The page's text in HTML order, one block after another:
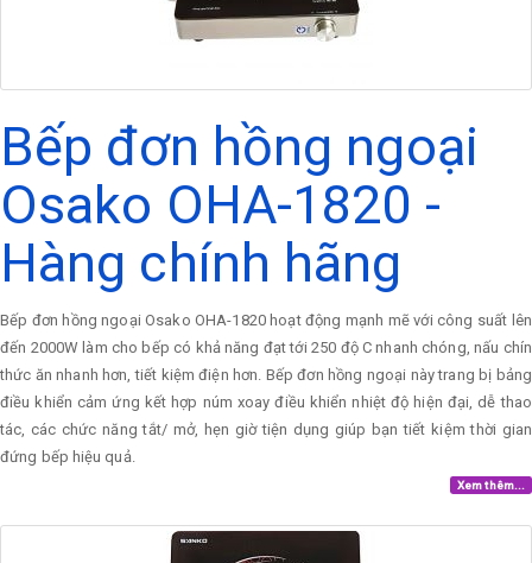
Bếp đơn hồng ngoại
Osako OHA-1820 -
Hàng chính hãng
Bếp đơn hồng ngoại Osako OHA-1820 hoạt động mạnh mẽ với công suất lên
đến 2000W làm cho bếp có khả năng đạt tới 250 độ C nhanh chóng, nấu chín
thức ăn nhanh hơn, tiết kiệm điện hơn. Bếp đơn hồng ngoại này trang bị bảng
điều khiển cảm ứng kết hợp núm xoay điều khiển nhiệt độ hiện đại, dễ thao
tác, các chức năng tắt/ mở, hẹn giờ tiện dụng giúp bạn tiết kiệm thời gian
đứng bếp hiệu quả.
Xem thêm...